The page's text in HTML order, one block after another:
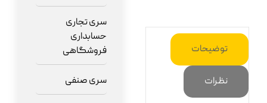
توضیحات
نظرات
سری تجاری
حسابداری
فروشگاهی
سری صنفی